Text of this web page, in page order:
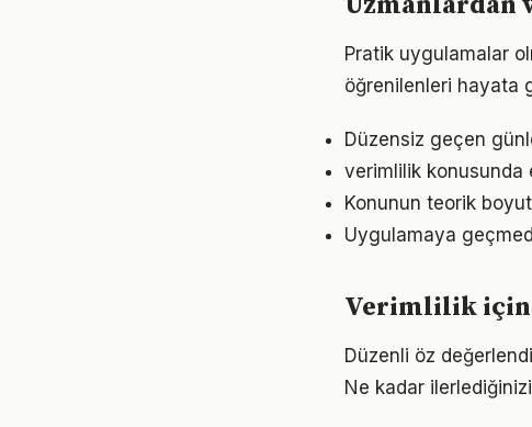
Pratik uygulamalar
öğrenilenleri hayata
Düzensiz geçen
verimlilik konusunda
Konunun teorik
Uygulamaya
Verimlilik için
Düzenli öz
Ne kadar